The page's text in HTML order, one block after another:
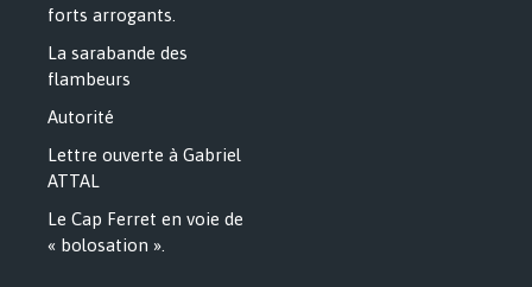
forts arrogants.
La sarabande des
flambeurs
Autorité
Lettre ouverte à Gabriel
ATTAL
Le Cap Ferret en voie de
« bolosation ».